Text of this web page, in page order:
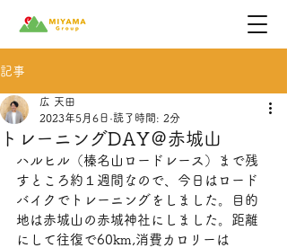
記事
トレーニングDAY＠赤城山
広 天田
2023年5月6日 読了時間: 2分
ハルヒル（榛名山ロードレース）まで残
すところ約１週間なので、今日はロード
バイクでトレーニングをしました。目的
地は赤城山の赤城神社にしました。距離
にして往復で60km,消費カロリーは